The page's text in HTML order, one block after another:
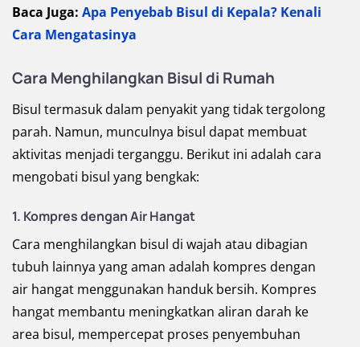
Baca Juga: Apa Penyebab Bisul di Kepala? Kenali
Cara Mengatasinya
Cara Menghilangkan Bisul di Rumah
Bisul termasuk dalam penyakit yang tidak tergolong
parah. Namun, munculnya bisul dapat membuat
aktivitas menjadi terganggu. Berikut ini adalah cara
mengobati bisul yang bengkak:
1. Kompres dengan Air Hangat
Cara menghilangkan bisul di wajah atau dibagian
tubuh lainnya yang aman adalah kompres dengan
air hangat menggunakan handuk bersih. Kompres
hangat membantu meningkatkan aliran darah ke
area bisul, mempercepat proses penyembuhan